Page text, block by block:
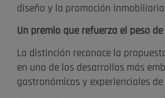
diseño y la promoción
Un premio que refuerza el peso
La distinción reconoce la
en uno de los desarrollos más
gastronómicos y experienciales